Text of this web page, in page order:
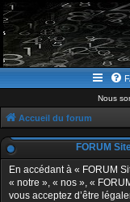
Nous
Accueil du forum
FORUM
En accédant à « FORUM
« notre », « nos », «
vous acceptez d’être